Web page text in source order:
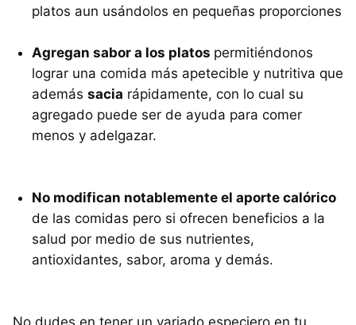
platos aun usándolos en pequeñas proporciones
Agregan sabor a los platos permitiéndonos
lograr una comida más apetecible y nutritiva que
además sacia rápidamente, con lo cual su
agregado puede ser de ayuda para comer
menos y adelgazar.
No modifican notablemente el aporte calórico
de las comidas pero si ofrecen beneficios a la
salud por medio de sus nutrientes,
antioxidantes, sabor, aroma y demás.